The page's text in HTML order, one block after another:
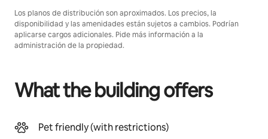
Los planos de distribución son aproximados. Los precios, la
disponibilidad y las amenidades están sujetos a cambios. Podrían
aplicarse cargos adicionales. Pide más información a la
administración de la propiedad.
What the building offers
Pet friendly (with restrictions)